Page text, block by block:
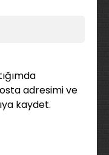
adresimi ve
kaydet.